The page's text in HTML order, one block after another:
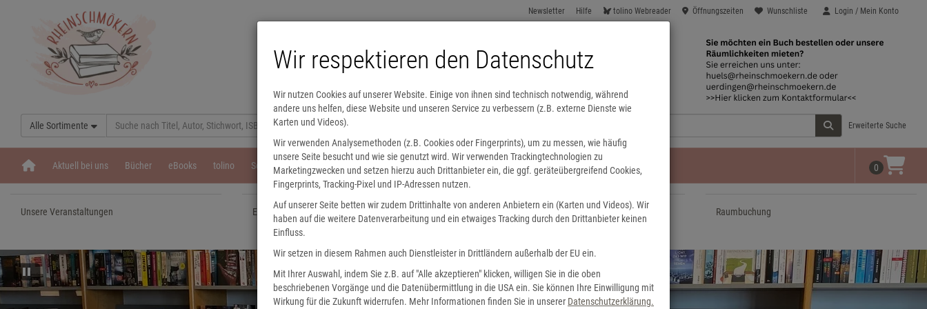
Wir respektieren den Datenschutz
Wir nutzen Cookies auf unserer Website. Einige von ihnen sind technisch notwendig, während
andere uns helfen, diese Website und unseren Service zu verbessern (z.B. externe Dienste wie
Karten und Videos).
Wir verwenden Analysemethoden (z.B. Cookies oder Fingerprints), um zu messen, wie häufig
unsere Seite besucht und wie sie genutzt wird. Wir verwenden Trackingtechnologien zu
Marketingzwecken und setzen hierzu auch Drittanbieter ein, die ggf. geräteübergreifend Cookies,
Fingerprints, Tracking-Pixel und IP-Adressen nutzen.
Auf unserer Seite betten wir zudem Drittinhalte von anderen Anbietern ein (Karten und Videos). Wir
haben auf die weitere Datenverarbeitung und ein etwaiges Tracking durch den Drittanbieter keinen
Einfluss.
Wir setzen in diesem Rahmen auch Dienstleister in Drittländern außerhalb der EU ein.
Mit Ihrer Auswahl, indem Sie z.B. auf "Alle akzeptieren" klicken, willigen Sie in die oben
beschriebenen Vorgänge und die Datenübermittlung in die USA ein. Sie können Ihre Einwilligung mit
Wirkung für die Zukunft widerrufen. Mehr Informationen finden Sie in unserer Datenschutzerklärung.
Newsletter Hilfe tolino Webreader Öffnungszeiten Wunschliste Login / Mein Konto
Alle Sortimente Erweiterte Suche
Aktuell bei uns Bücher eBooks tolino Schulbücher Lesesommer Internationale Bücher Hörbücher Alle Kategorien 0
Unsere Veranstaltungen Eine Nacht in der Buchhandlung Kindergeburtstag Raumbuchung